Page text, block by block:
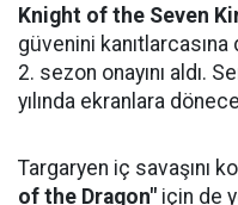
Knight of the Seven
güvenini
2. sezon onayını aldı.
yılında ekranlara
Targaryen iç savaşını
of the Dragon" için de